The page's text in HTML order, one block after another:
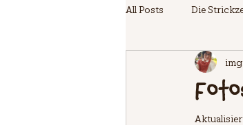
All Posts Die
EVENTwoche